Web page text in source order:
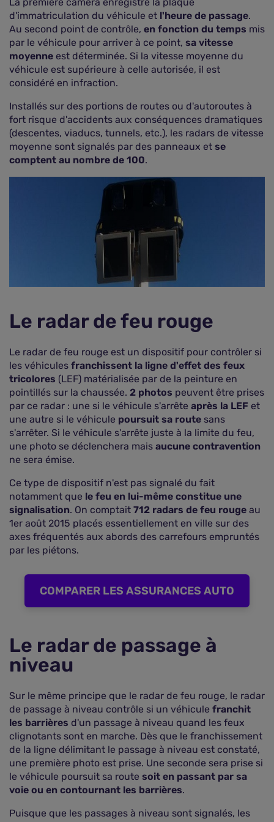
d'immatriculation du véhicule et l'heure de passage.
Au second point de contrôle, en fonction du temps mis
par le véhicule pour arriver à ce point, sa vitesse
moyenne est déterminée. Si la vitesse moyenne du
véhicule est supérieure à celle autorisée, il est
considéré en infraction.
Installés sur des portions de routes ou d'autoroutes à
fort risque d'accidents aux conséquences dramatiques
(descentes, viaducs, tunnels, etc.), les radars de vitesse
moyenne sont signalés par des panneaux et se
comptent au nombre de 100.
Le radar de feu rouge
Le radar de feu rouge est un dispositif pour contrôler si
les véhicules franchissent la ligne d'effet des feux
tricolores (LEF) matérialisée par de la peinture en
pointillés sur la chaussée. 2 photos peuvent être prises
par ce radar : une si le véhicule s'arrête après la LEF et
une autre si le véhicule poursuit sa route sans
s'arrêter. Si le véhicule s'arrête juste à la limite du feu,
une photo se déclenchera mais aucune contravention
ne sera émise.
Ce type de dispositif n'est pas signalé du fait
notamment que le feu en lui-même constitue une
signalisation. On comptait 712 radars de feu rouge au
1er août 2015 placés essentiellement en ville sur des
axes fréquentés aux abords des carrefours empruntés
par les piétons.
COMPARER LES ASSURANCES AUTO
Le radar de passage à
niveau
Sur le même principe que le radar de feu rouge, le radar
de passage à niveau contrôle si un véhicule franchit
les barrières d'un passage à niveau quand les feux
clignotants sont en marche. Dès que le franchissement
de la ligne délimitant le passage à niveau est constaté,
une première photo est prise. Une seconde sera prise si
le véhicule poursuit sa route soit en passant par sa
voie ou en contournant les barrières.
Puisque que les passages à niveau sont signalés, les